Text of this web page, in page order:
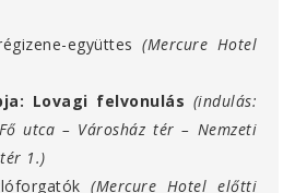
együttes (Mercure Hotel
Lovagi felvonulás (indulás:
utca – Városház tér – Nemzeti
1.)
(Mercure Hotel előtti